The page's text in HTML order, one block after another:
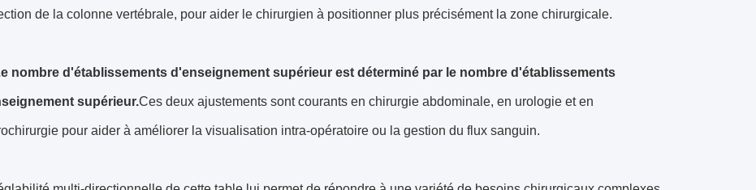
de la colonne vertébrale, pour aider le chirurgien à positionner plus précisément la zone chirurgicale.
nombre d'établissements d'enseignement supérieur est déterminé par le nombre d'établissements
supérieur.Ces deux ajustements sont courants en chirurgie abdominale, en urologie et en
pour aider à améliorer la visualisation intra-opératoire ou la gestion du flux sanguin.